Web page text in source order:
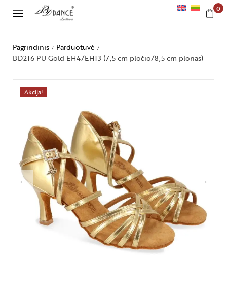
0
Pagrindinis / Parduotuvė /
BD216 PU Gold EH4/EH13 (7,5 cm pločio/8,5 cm plonas)
Akcija!